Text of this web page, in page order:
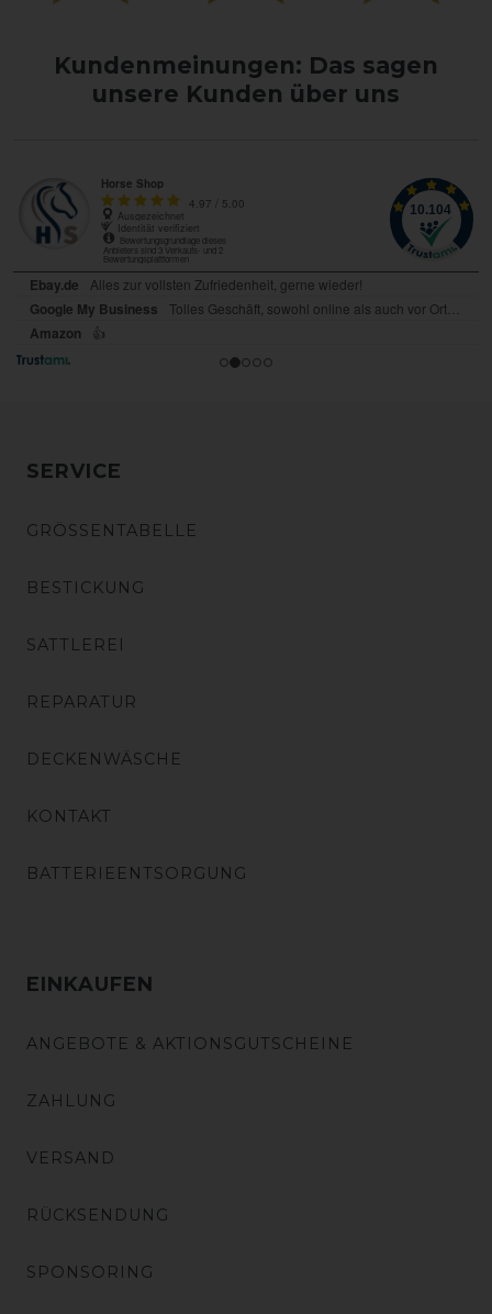
Kundenmeinungen: Das sagen
unsere Kunden über uns
SERVICE
GRÖSSENTABELLE
BESTICKUNG
SATTLEREI
REPARATUR
DECKENWÄSCHE
KONTAKT
BATTERIEENTSORGUNG
EINKAUFEN
ANGEBOTE & AKTIONSGUTSCHEINE
ZAHLUNG
VERSAND
RÜCKSENDUNG
SPONSORING